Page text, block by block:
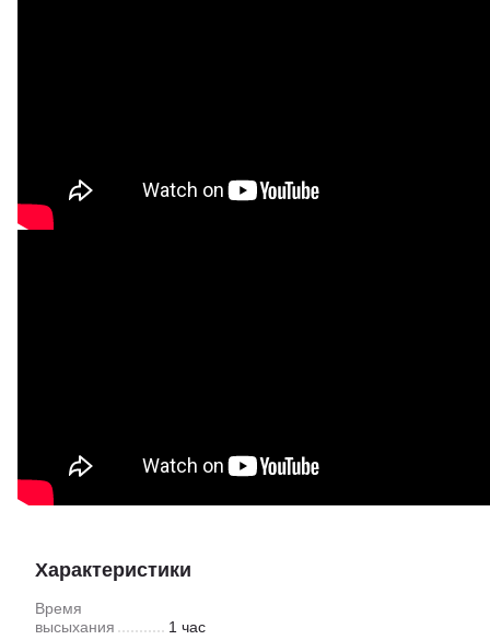
Характеристики
Время
высыхания
1 час